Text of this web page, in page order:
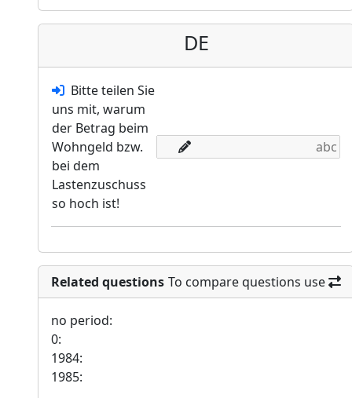
DE
Bitte teilen Sie
uns mit, warum
der Betrag beim
Wohngeld bzw.
bei dem
Lastenzuschuss
so hoch ist!
Related questions To compare questions use
no period:
0:
1984:
1985: